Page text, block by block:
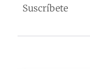
Suscríbete